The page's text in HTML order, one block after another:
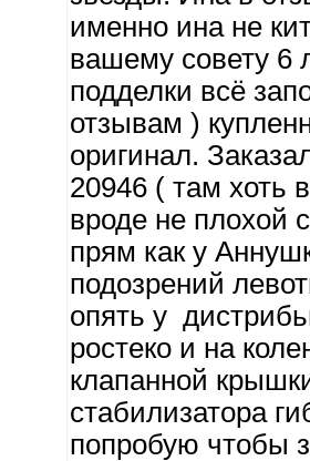
именно ина не
вашему совету 6
подделки всё
отзывам )
оригинал.
20946 ( там хоть
вроде не плохой
прям как у
подозрений
опять у
ростеко и на
клапанной
стабилизатора
попробую чтобы